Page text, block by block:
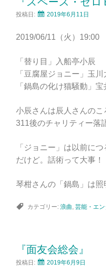
投稿日: 2019年6月11日
2019/06/11（火）19:00
「替り目」入船亭小辰
「豆腐屋ジョニー」玉
「鍋島の化け猫騒動」
小辰さんは辰人さんのこ
311後のチャリティー落
「ジョニー」は以前に
だけど。話術って大事！
琴柑さんの「鍋島」は照
カテゴリー: 浪曲, 芸能・エ
『面友会総会』
投稿日: 2019年6月9日